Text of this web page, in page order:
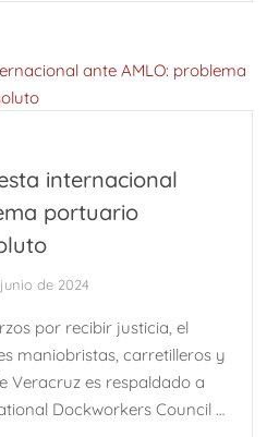
internacional
portuario
de 2024
por recibir justicia, el
maniobristas, carretilleros y
Veracruz es respaldado a
Dockworkers Council …